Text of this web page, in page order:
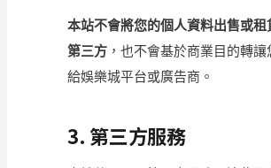
本站不會將您的個人資料出售或租
第三方 ，也不會基於商業目的轉
給娛樂城平台或廣告商。
3. 第三方服務